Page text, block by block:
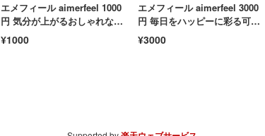
エメフィール aimerfeel 1000
円 気分が上がるおしゃれなラ
ンジェリーをお得にゲットす
る 下着 ファッション 贅沢
¥1000
エメフィール aimerfeel 3000
円 毎日をハッピーに彩る可愛
い下着を自由に選ぶ贅沢 ファ
ッション 贈り物 贅沢
¥3000